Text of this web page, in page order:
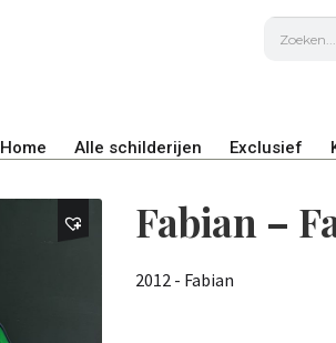
Home Alle schilderijen Exclusief
Fabian –
2012 - Fabian